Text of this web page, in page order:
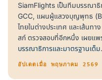
SiamFlights เป็นทีมบรรณา
GCC, แผนผู้แสวงบุญพุทธ
ไทยในต่างประเทศ และเส้นท
สก์ ตรวจสอบที่อีกหนึ่ง เผยแพ
บรรณาธิการและมาตรฐานเต็ม.
อัปเดตเมื่อ พฤษภาคม 2569